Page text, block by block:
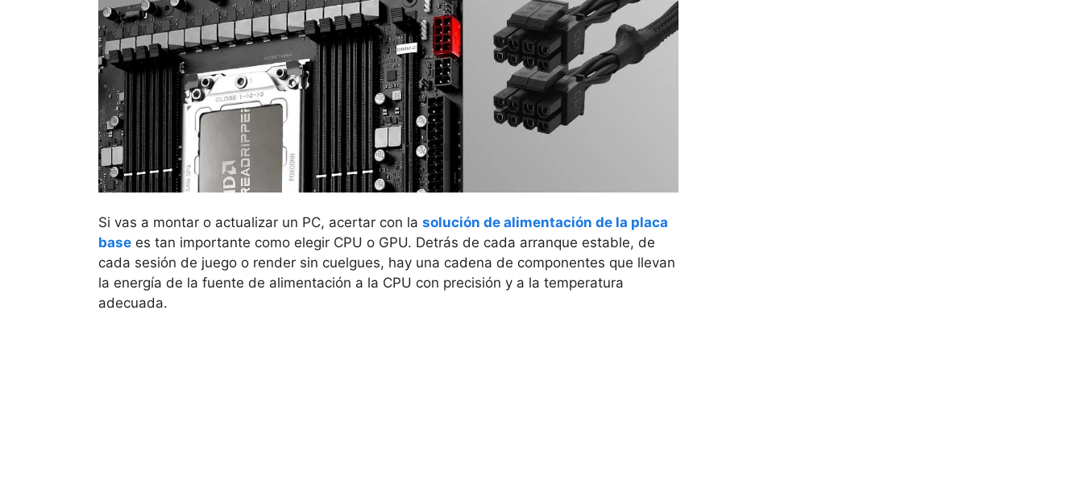
Si vas a montar o actualizar un PC, acertar con la solución de alimentación de la placa
base es tan importante como elegir CPU o GPU. Detrás de cada arranque estable, de
cada sesión de juego o render sin cuelgues, hay una cadena de componentes que llevan
la energía de la fuente de alimentación a la CPU con precisión y a la temperatura
adecuada.